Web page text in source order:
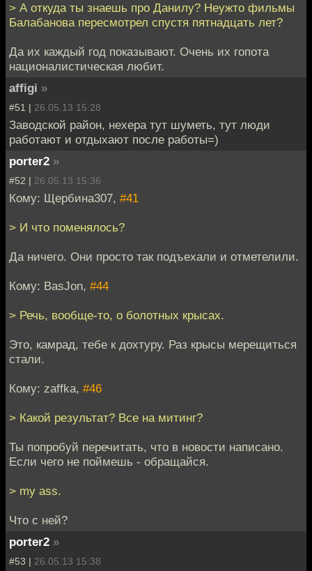
> А откуда ты знаешь про Данилу? Неужто фильмы
Балабанова пересмотрел спустя пятнадцать лет?
Да их каждый год показывают. Очень их гопота
националистическая любит.
affigi »
#51 | 26.05.13 15:28
Заводской район, нехера тут шуметь, тут люди
работают и отдыхают после работы=)
porter2 »
#52 | 26.05.13 15:36
Кому: Щербина307, #41
> И что поменялось?
Да ничего. Они просто так подъехали и отметелили.
Кому: BasJon, #44
> Речь, вообще-то, о болотных крысах.
Это, камрад, тебе к дохтуру. Раз крысы мерещиться
стали.
Кому: zaffka, #46
> Какой результат? Все на митинг?
Ты попробуй перечитать, что в новости написано.
Если чего не поймешь - обращайся.
> my ass.
Что с ней?
porter2 »
#53 | 26.05.13 15:38